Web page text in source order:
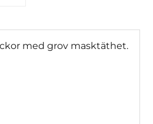
med grov masktäthet.